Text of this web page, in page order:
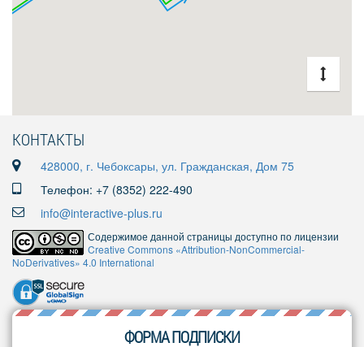
КОНТАКТЫ
428000, г. Чебоксары, ул. Гражданская, Дом 75
Телефон: +7 (8352) 222-490
info@interactive-plus.ru
Содержимое данной страницы доступно по лицензии
Creative Commons «Attribution-NonCommercial-
NoDerivatives» 4.0 International
ФОРМА ПОДПИСКИ